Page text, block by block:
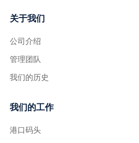
关于我们
公司介绍
管理团队
我们的历史
我们的工作
港口码头